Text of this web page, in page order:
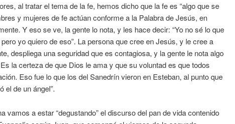
al tratar el tema de la fe, hemos dicho que la fe es “algo que se
y mujeres de fe actúan conforme a la Palabra de Jesús, en
Y eso se ve, la gente lo nota, y les hace decir: “Yo no sé lo que
yo quiero de eso”. La persona que cree en Jesús, y le cree a
despliega una seguridad que es contagiosa, y la gente le nota algo
la certeza de que Dios le ama y que su voluntad es que todos
Eso fue lo que los del Sanedrín vieron en Esteban, al punto que
el de un ángel”.
vamos a estar “degustando” el discurso del pan de vida contenido